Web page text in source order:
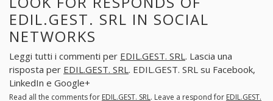
EDIL.GEST. SRL IN SOCIAL
NETWORKS
Leggi tutti i commenti per EDIL.GEST. SRL. Lascia una
risposta per EDIL.GEST. SRL. EDIL.GEST. SRL su Facebook,
LinkedIn e Google+
Read all the comments for EDIL.GEST. SRL. Leave a respond for EDIL.GEST.